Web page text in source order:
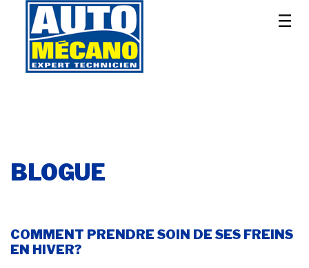
BLOGUE
COMMENT PRENDRE SOIN DE SES FREINS
EN HIVER?